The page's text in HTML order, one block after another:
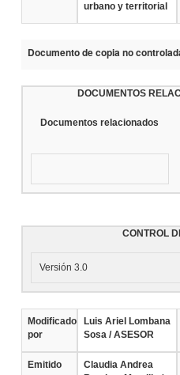
urbano y territorial
Documento de copia no
DOCUMENTOS
Documentos relacionados
CONTROL
Versión 3.0
Modificado
por
Luis Ariel Lombana
Sosa / ASESOR
Emitido
Claudia Andrea